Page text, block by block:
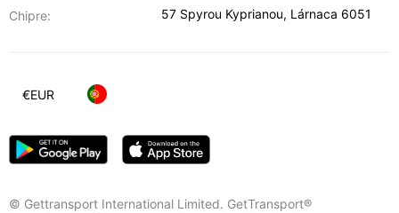
Chipre:
57 Spyrou Kyprianou, Lárnaca 6051
© Gettransport International Limited. GetTransport®
€EUR